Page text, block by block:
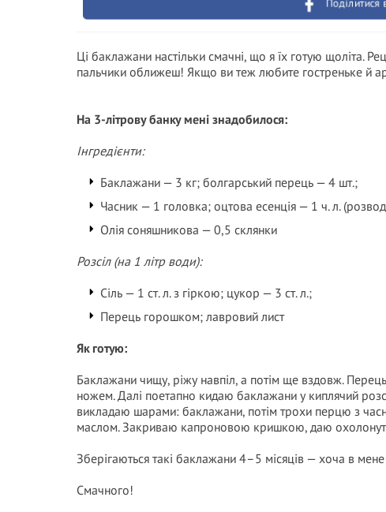
Поділитися
Ці баклажани настільки смачні, що я їх готую щоліта.
пальчики оближеш! Якщо ви теж любите гостреньке й
На 3-літрову банку мені знадобилося:
Інгредієнти:
Баклажани — 3 кг; болгарський перець — 4 шт.;
Часник — 1 головка; оцтова есенція — 1 ч. л.
Олія соняшникова — 0,5 склянки
Розсіл (на 1 літр води):
Сіль — 1 ст. л. з гіркою; цукор — 3 ст. л.;
Перець горошком; лавровий лист
Як готую:
Баклажани чищу, ріжу навпіл, а потім ще вздовж.
ножем. Далі поетапно кидаю баклажани у киплячий
викладаю шарами: баклажани, потім трохи перцю з
маслом. Закриваю капроновою кришкою, даю
Зберігаються такі баклажани 4–5 місяців — хоча в
Смачного!